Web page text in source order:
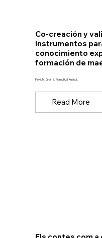
Co-creación y
instrumentos
conocimiento
formación de
Payá, M., Gros, B., Pique, B., & Rubio, L.
Read More